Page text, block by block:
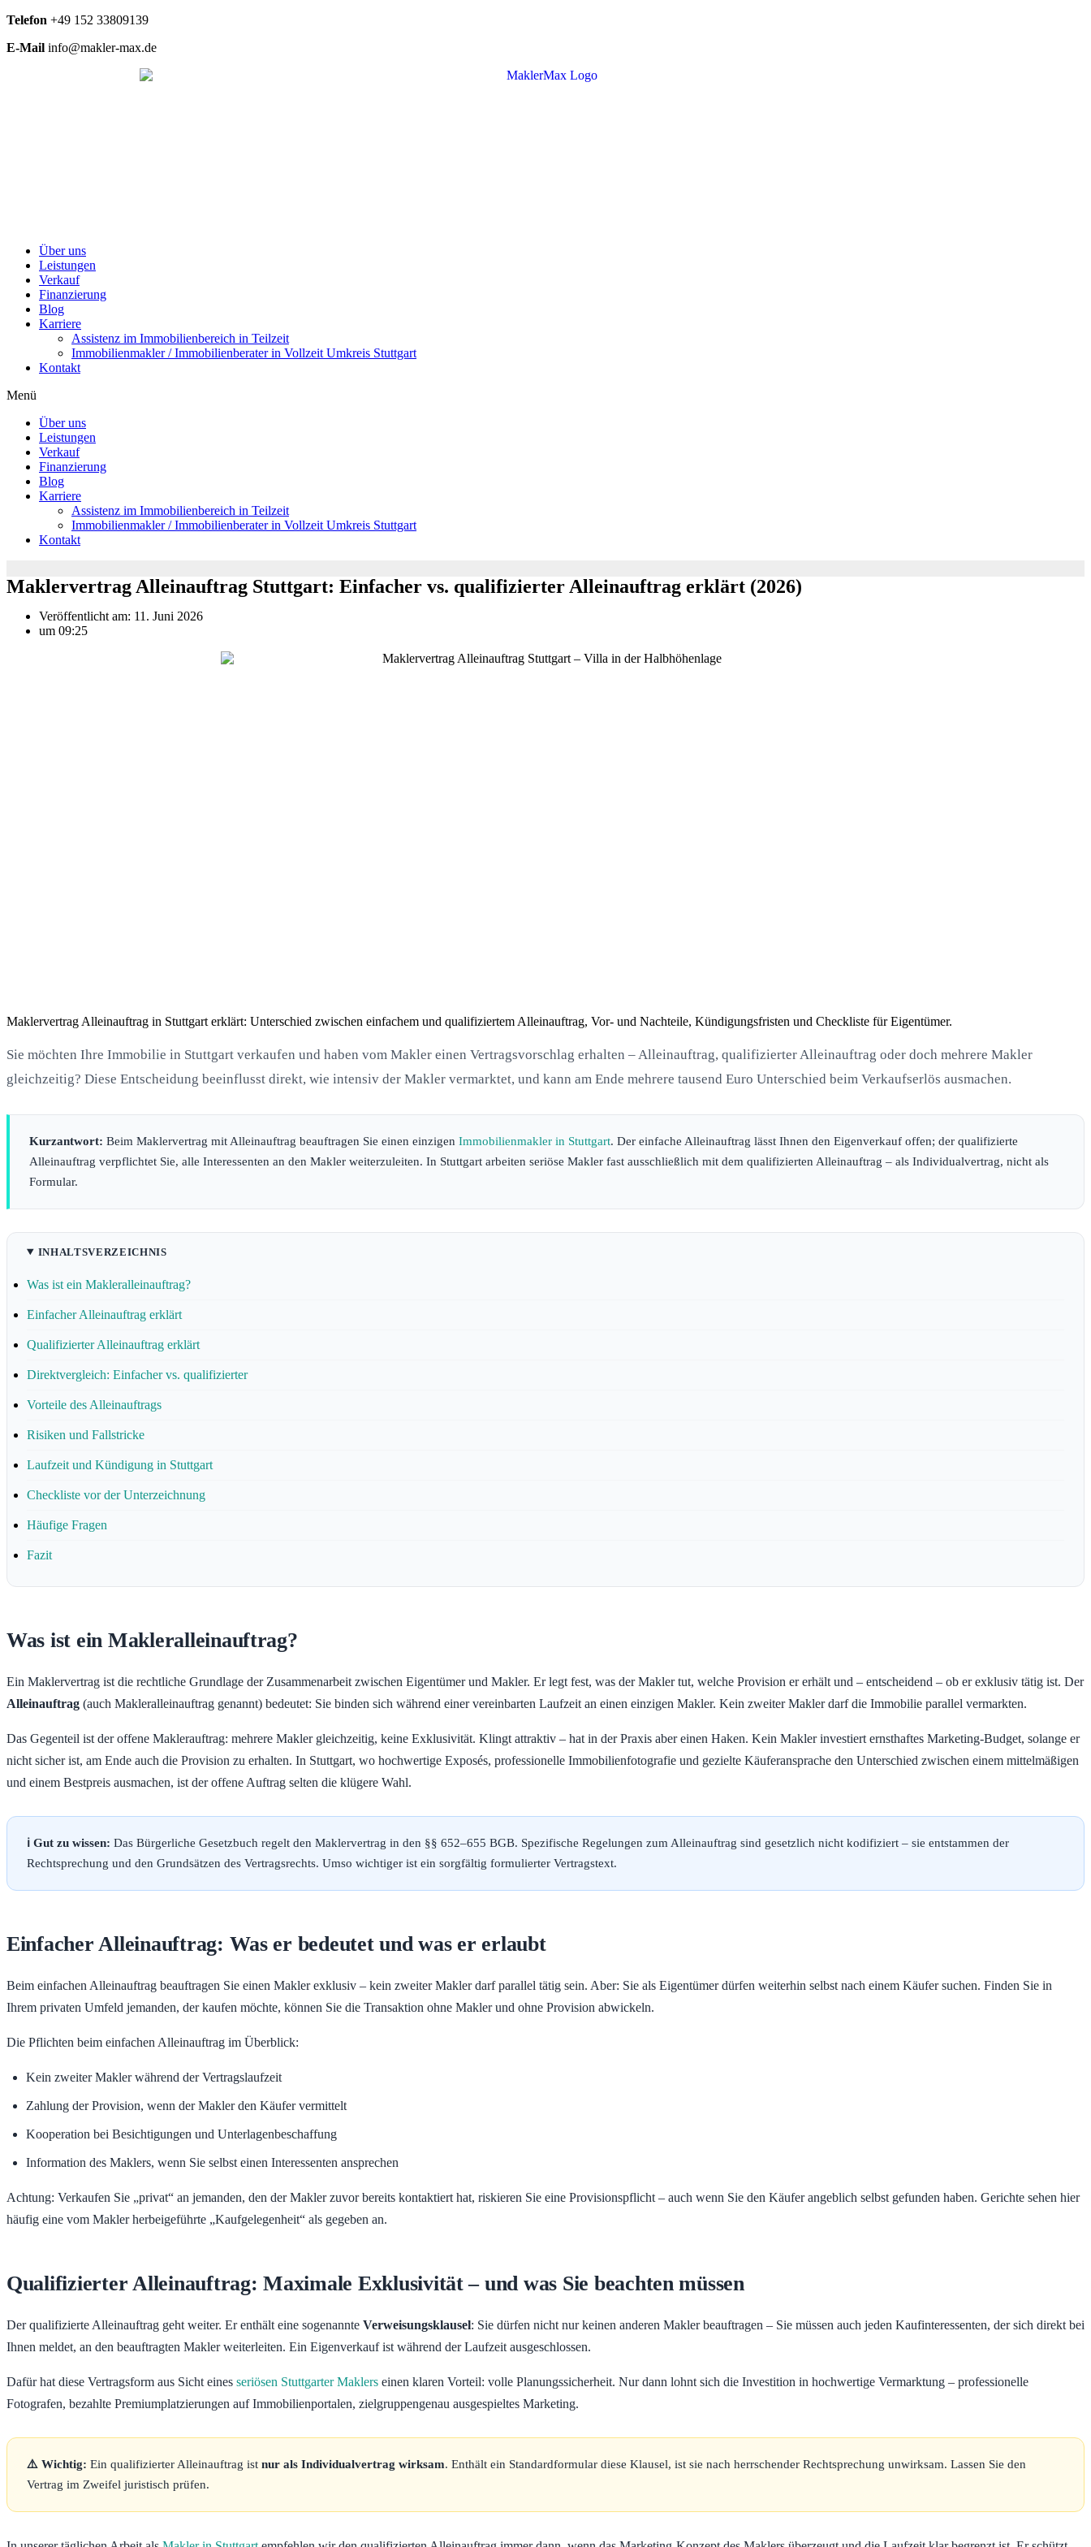
Telefon +49 152 33809139
E-Mail info@makler-max.de
Über uns
Leistungen
Verkauf
Finanzierung
Blog
Karriere
Assistenz im Immobilienbereich in Teilzeit
Immobilienmakler / Immobilienberater in Vollzeit Umkreis Stuttgart
Kontakt
Menü
Über uns
Leistungen
Verkauf
Finanzierung
Blog
Karriere
Assistenz im Immobilienbereich in Teilzeit
Immobilienmakler / Immobilienberater in Vollzeit Umkreis Stuttgart
Kontakt
Maklervertrag Alleinauftrag Stuttgart: Einfacher vs. qualifizierter Alleinauftrag erklärt (2026)
Veröffentlicht am: 11. Juni 2026
um 09:25
Maklervertrag Alleinauftrag in Stuttgart erklärt: Unterschied zwischen einfachem und qualifiziertem Alleinauftrag, Vor- und Nachteile, Kündigungsfristen und Checkliste für Eigentümer.
Sie möchten Ihre Immobilie in Stuttgart verkaufen und haben vom Makler einen Vertragsvorschlag erhalten – Alleinauftrag, qualifizierter Alleinauftrag oder doch mehrere Makler
gleichzeitig? Diese Entscheidung beeinflusst direkt, wie intensiv der Makler vermarktet, und kann am Ende mehrere tausend Euro Unterschied beim Verkaufserlös ausmachen.
Kurzantwort: Beim Maklervertrag mit Alleinauftrag beauftragen Sie einen einzigen Immobilienmakler in Stuttgart. Der einfache Alleinauftrag lässt Ihnen den Eigenverkauf offen; der qualifizierte
Alleinauftrag verpflichtet Sie, alle Interessenten an den Makler weiterzuleiten. In Stuttgart arbeiten seriöse Makler fast ausschließlich mit dem qualifizierten Alleinauftrag – als Individualvertrag, nicht als
Formular.
INHALTSVERZEICHNIS
Was ist ein Makleralleinauftrag?
Einfacher Alleinauftrag erklärt
Qualifizierter Alleinauftrag erklärt
Direktvergleich: Einfacher vs. qualifizierter
Vorteile des Alleinauftrags
Risiken und Fallstricke
Laufzeit und Kündigung in Stuttgart
Checkliste vor der Unterzeichnung
Häufige Fragen
Fazit
Was ist ein Makleralleinauftrag?
Ein Maklervertrag ist die rechtliche Grundlage der Zusammenarbeit zwischen Eigentümer und Makler. Er legt fest, was der Makler tut, welche Provision er erhält und – entscheidend – ob er exklusiv tätig ist. Der
Alleinauftrag (auch Makleralleinauftrag genannt) bedeutet: Sie binden sich während einer vereinbarten Laufzeit an einen einzigen Makler. Kein zweiter Makler darf die Immobilie parallel vermarkten.
Das Gegenteil ist der offene Maklerauftrag: mehrere Makler gleichzeitig, keine Exklusivität. Klingt attraktiv – hat in der Praxis aber einen Haken. Kein Makler investiert ernsthaftes Marketing-Budget, solange er
nicht sicher ist, am Ende auch die Provision zu erhalten. In Stuttgart, wo hochwertige Exposés, professionelle Immobilienfotografie und gezielte Käuferansprache den Unterschied zwischen einem mittelmäßigen
und einem Bestpreis ausmachen, ist der offene Auftrag selten die klügere Wahl.
ℹ️ Gut zu wissen: Das Bürgerliche Gesetzbuch regelt den Maklervertrag in den §§ 652–655 BGB. Spezifische Regelungen zum Alleinauftrag sind gesetzlich nicht kodifiziert – sie entstammen der
Rechtsprechung und den Grundsätzen des Vertragsrechts. Umso wichtiger ist ein sorgfältig formulierter Vertragstext.
Einfacher Alleinauftrag: Was er bedeutet und was er erlaubt
Beim einfachen Alleinauftrag beauftragen Sie einen Makler exklusiv – kein zweiter Makler darf parallel tätig sein. Aber: Sie als Eigentümer dürfen weiterhin selbst nach einem Käufer suchen. Finden Sie in
Ihrem privaten Umfeld jemanden, der kaufen möchte, können Sie die Transaktion ohne Makler und ohne Provision abwickeln.
Die Pflichten beim einfachen Alleinauftrag im Überblick:
Kein zweiter Makler während der Vertragslaufzeit
Zahlung der Provision, wenn der Makler den Käufer vermittelt
Kooperation bei Besichtigungen und Unterlagenbeschaffung
Information des Maklers, wenn Sie selbst einen Interessenten ansprechen
Achtung: Verkaufen Sie „privat“ an jemanden, den der Makler zuvor bereits kontaktiert hat, riskieren Sie eine Provisionspflicht – auch wenn Sie den Käufer angeblich selbst gefunden haben. Gerichte sehen hier
häufig eine vom Makler herbeigeführte „Kaufgelegenheit“ als gegeben an.
Qualifizierter Alleinauftrag: Maximale Exklusivität – und was Sie beachten müssen
Der qualifizierte Alleinauftrag geht weiter. Er enthält eine sogenannte Verweisungsklausel: Sie dürfen nicht nur keinen anderen Makler beauftragen – Sie müssen auch jeden Kaufinteressenten, der sich direkt bei
Ihnen meldet, an den beauftragten Makler weiterleiten. Ein Eigenverkauf ist während der Laufzeit ausgeschlossen.
Dafür hat diese Vertragsform aus Sicht eines seriösen Stuttgarter Maklers einen klaren Vorteil: volle Planungssicherheit. Nur dann lohnt sich die Investition in hochwertige Vermarktung – professionelle
Fotografen, bezahlte Premiumplatzierungen auf Immobilienportalen, zielgruppengenau ausgespieltes Marketing.
⚠️ Wichtig: Ein qualifizierter Alleinauftrag ist nur als Individualvertrag wirksam. Enthält ein Standardformular diese Klausel, ist sie nach herrschender Rechtsprechung unwirksam. Lassen Sie den
Vertrag im Zweifel juristisch prüfen.